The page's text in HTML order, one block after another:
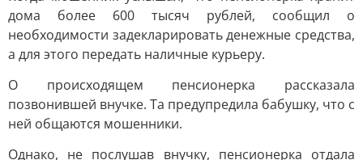
дома более 600 тысяч рублей, сообщил о
необходимости задекларировать денежные средства,
а для этого передать наличные курьеру.
О происходящем пенсионерка рассказала
позвонившей внучке. Та предупредила бабушку, что с
ней общаются мошенники.
Однако, не послушав внучку, пенсионерка отдала